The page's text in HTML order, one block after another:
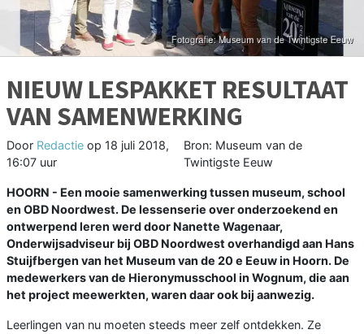
NIEUW LESPAKKET RESULTAAT
VAN SAMENWERKING
Door Redactie op 18 juli 2018,
16:07 uur
Bron: Museum van de
Twintigste Eeuw
HOORN - Een mooie samenwerking tussen museum, school
en OBD Noordwest. De lessenserie over onderzoekend en
ontwerpend leren werd door Nanette Wagenaar,
Onderwijsadviseur bij OBD Noordwest overhandigd aan Hans
Stuijfbergen van het Museum van de 20 e Eeuw in Hoorn. De
medewerkers van de Hieronymusschool in Wognum, die aan
het project meewerkten, waren daar ook bij aanwezig.
Leerlingen van nu moeten steeds meer zelf ontdekken. Ze